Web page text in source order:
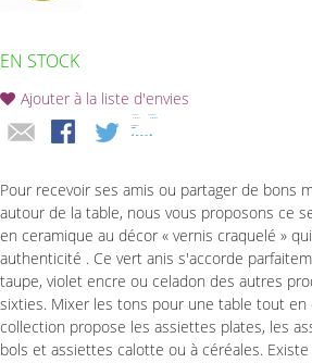
EN STOCK
Ajouter à la liste d'envies
Pour recevoir ses amis ou partager de bons
autour de la table, nous vous proposons ce
en ceramique au décor « vernis craquelé »
authenticité . Ce vert anis s'accorde
taupe, violet encre ou celadon des autres
sixties. Mixer les tons pour une table tout en
collection propose les assiettes plates, les
bols et assiettes calotte ou à céréales.